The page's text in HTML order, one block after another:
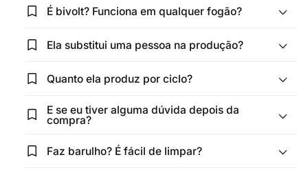
bookmark_star
É bivolt? Funciona em qualquer fogão?
bookmark_star
Ela substitui uma pessoa na produção?
bookmark_star
Quanto ela produz por ciclo?
bookmark_star
E se eu tiver alguma dúvida depois da
compra?
bookmark_star
Faz barulho? É fácil de limpar?